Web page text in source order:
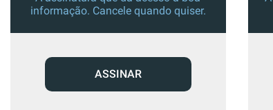
informação. Cancele quando quiser.
ASSINAR